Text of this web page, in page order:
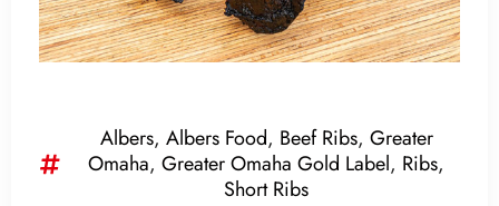
Albers, Albers Food, Beef Ribs, Greater
Omaha, Greater Omaha Gold Label, Ribs,
Short Ribs